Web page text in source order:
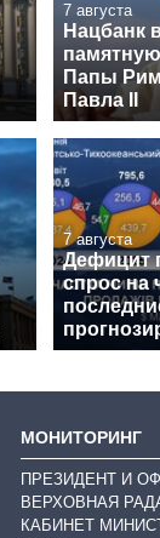
7 августа
Нацбанк
Папы
Павла II
7 августа
Дефицит
спрос на
МОНИТОРИНГ
ПРЕЗИДЕНТ И
ВЕРХОВНАЯ
КАБИНЕТ